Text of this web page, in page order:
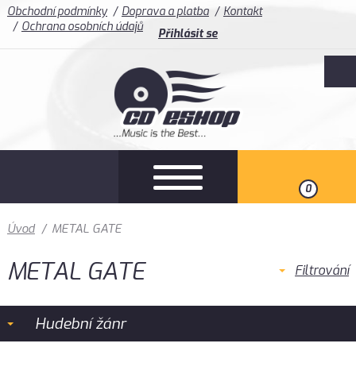
Obchodní podmínky Doprava a platba
Kontakt
Ochrana osobních údajů
Přihlásit se
0
Úvod / METAL GATE
METAL GATE Filtrování
Hudební žánr